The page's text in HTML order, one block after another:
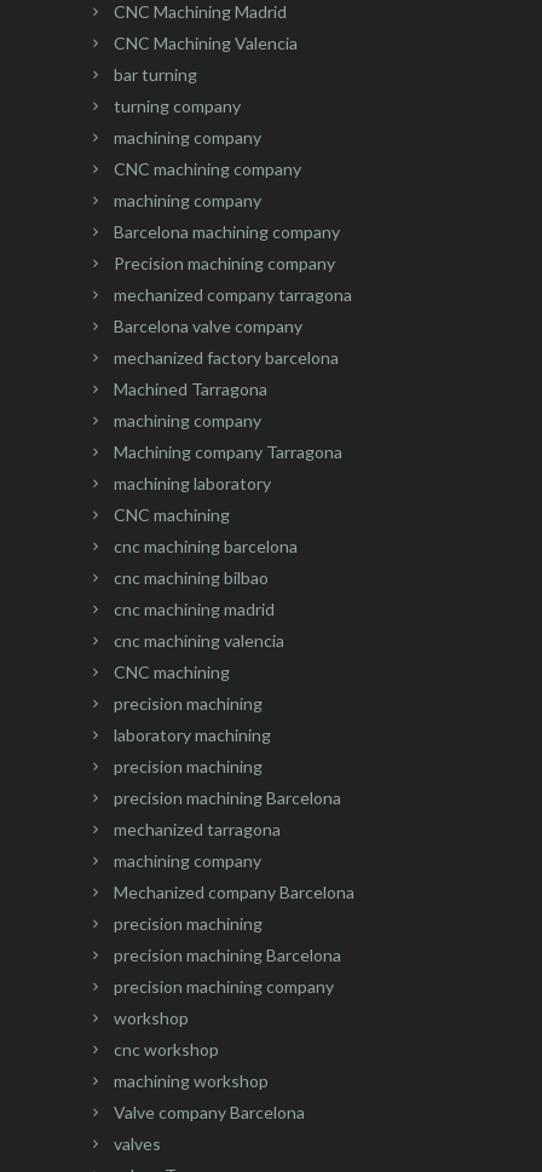
CNC Machining Madrid
CNC Machining Valencia
bar turning
turning company
machining company
CNC machining company
machining company
Barcelona machining company
Precision machining company
mechanized company tarragona
Barcelona valve company
mechanized factory barcelona
Machined Tarragona
machining company
Machining company Tarragona
machining laboratory
CNC machining
cnc machining barcelona
cnc machining bilbao
cnc machining madrid
cnc machining valencia
CNC machining
precision machining
laboratory machining
precision machining
precision machining Barcelona
mechanized tarragona
machining company
Mechanized company Barcelona
precision machining
precision machining Barcelona
precision machining company
workshop
cnc workshop
machining workshop
Valve company Barcelona
valves